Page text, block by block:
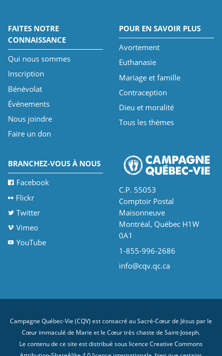
FAITES NOTRE
CONNAISSANCE
Qui nous sommes
Inscription
Bénévolat
Événements
Nous joindre
Faire un don
POUR EN SAVOIR PLUS
Avortement
Euthanasie
Mariage et famille
Contraception
Dieu et moralité
Tous les thèmes
BRANCHEZ-VOUS À NOUS
Facebook
Flickr
Twitter
Vimeo
YouTube
C.P. 55053
Comptoir Postal
Maisonneuve
Montréal, Québec H1W
0A1
1-855-996-2686
info@cqv.qc.ca
Campagne Québec-Vie (CQV) est consacré au Sacré-Cœur de Jésus par le
Cœur immaculé de Marie et le Cœur très chaste de Saint-Joseph.
Le contenu de ce site est distribué sous licence Creative Commons